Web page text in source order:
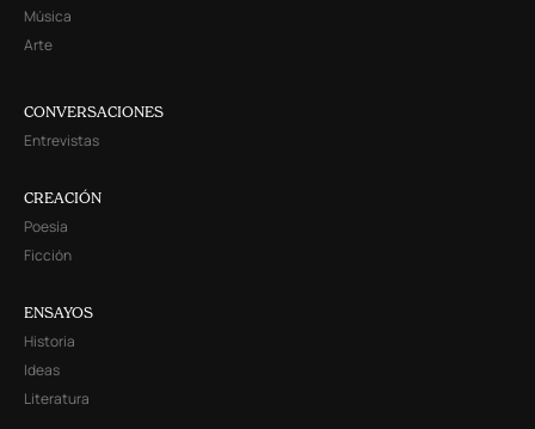
Música
Arte
CONVERSACIONES
Entrevistas
CREACIÓN
Poesía
Ficción
ENSAYOS
Historia
Ideas
Literatura